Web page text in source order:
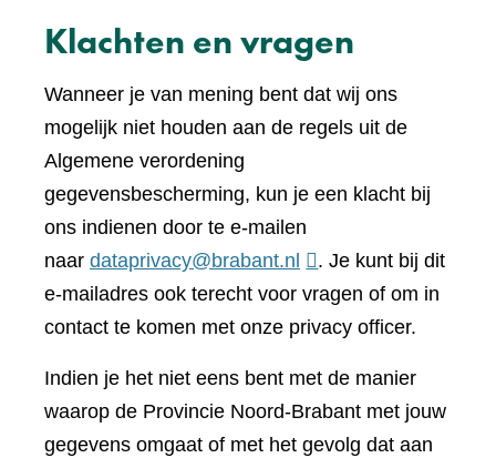
Klachten en vragen
Wanneer je van mening bent dat wij ons
mogelijk niet houden aan de regels uit de
Algemene verordening
gegevensbescherming, kun je een klacht bij
ons indienen door te e-mailen
naar dataprivacy@brabant.nl
. Je kunt bij dit
e-mailadres ook terecht voor vragen of om in
contact te komen met onze privacy officer.
Indien je het niet eens bent met de manier
waarop de Provincie Noord-Brabant met jouw
gegevens omgaat of met het gevolg dat aan